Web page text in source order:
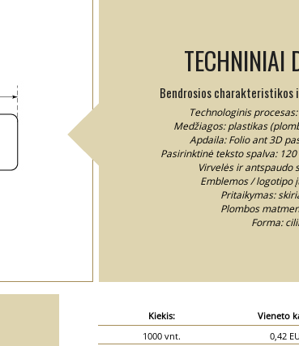
TECHNINIAI
Bendrosios charakteristikos
Technologinis
Medžiagos: plastikas
Apdaila: Folio ant 3D
Pasirinktinė teksto spalva:
Virvelės ir antspaudo
Emblemos / logotipo
Pritaikymas:
Plombos
Forma:
Kiekis: Vieneto
1000 vnt.
0,42